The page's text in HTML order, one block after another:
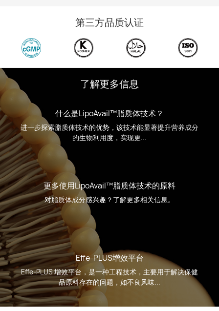
第三方品质认证
了解更多信息
什么是LipoAvail™脂质体技术？
进一步探索脂质体技术的优势，该技术能显著提升营养成分
的生物利用度，实现更...
更多使用LipoAvail™脂质体技术的原料
对脂质体成分感兴趣？了解更多相关信息。
Effe-PLUS增效平台
Effe-PLUS 增效平台，是一种工程技术，主要用于解决保健
品原料存在的问题，如不良风味...